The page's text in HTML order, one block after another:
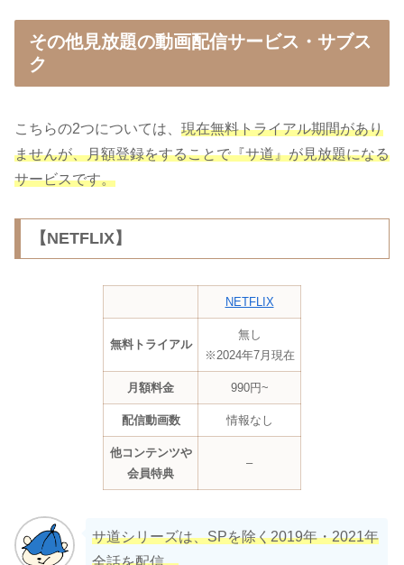
その他見放題の動画配信サービス・サブス
ク
こちらの2つについては、 現在無料トライアル期間があり
ませんが、月額登録をすることで『サ道』が見放題になる
サービスです。
【NETFLIX】
NETFLIX
無料トライアル
無し
※2024年7月現在
月額料金 990円~
配信動画数 情報なし
他コンテンツや
会員特典
–
サ道シリーズは、SPを除く2019年・2021年